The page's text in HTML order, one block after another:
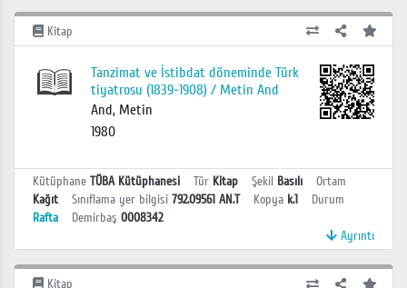
Kitap
Tanzimat ve İstibdat döneminde Türk
tiyatrosu (1839-1908) / Metin And
And, Metin
1980
Kütüphane TÜBA Kütüphanesi Tür Kitap Şekil Basılı
Ortam
Kağıt
Sınıflama yer bilgisi 792.09561 AN.T Kopya k.1
Durum
Rafta
Demirbaş 0008342
Ayrıntı
Kitap